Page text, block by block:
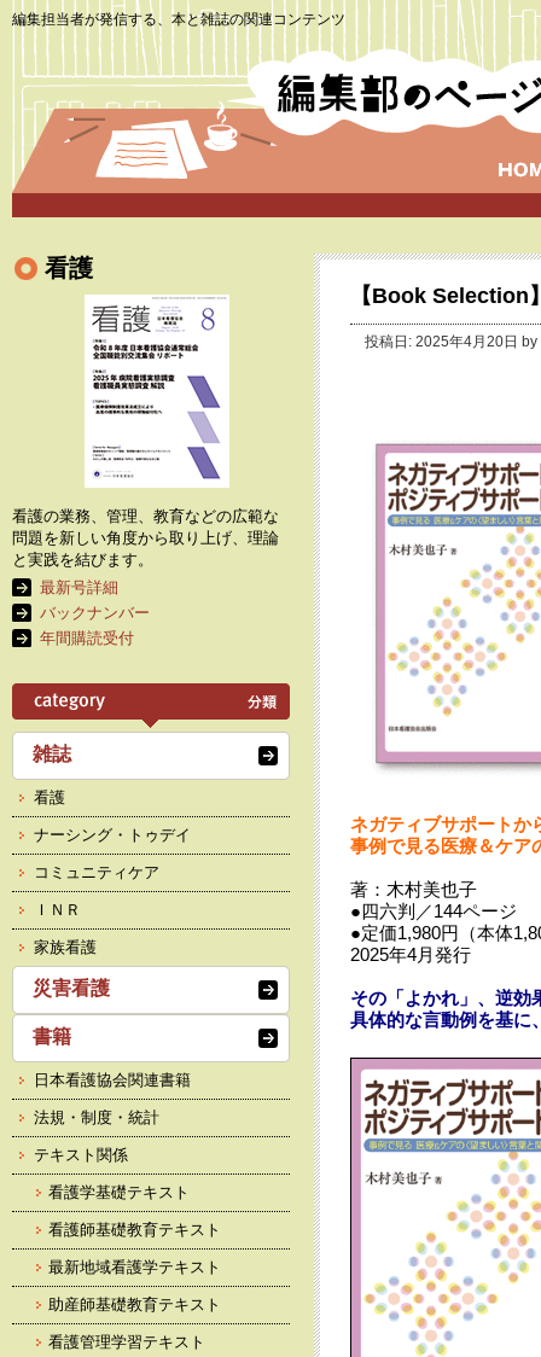
編集担当者が発信する、本と雑誌の関連コンテンツ
【Book Selection
投稿日: 2025年4月20日 by
ネガティブサポートか
事例で見る医療＆ケア
著：木村美也子
●四六判／144ページ
●定価1,980円（本体
2025年4月発行
その「よかれ」、逆効
具体的な言動例を基に
看護
看護の業務、管理、教育などの広範な
問題を新しい角度から取り上げ、理論
と実践を結びます。
最新号詳細
バックナンバー
年間購読受付
雑誌
看護
ナーシング・トゥデイ
コミュニティケア
ＩＮＲ
家族看護
災害看護
書籍
日本看護協会関連書籍
法規・制度・統計
テキスト関係
看護学基礎テキスト
看護師基礎教育テキスト
最新地域看護学テキスト
助産師基礎教育テキスト
看護管理学習テキスト